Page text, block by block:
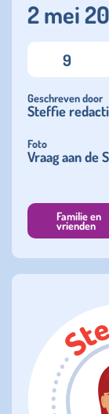
2 mei
9
Geschreven door
Steffie
Foto
Vraag aan de
Familie en
vrienden